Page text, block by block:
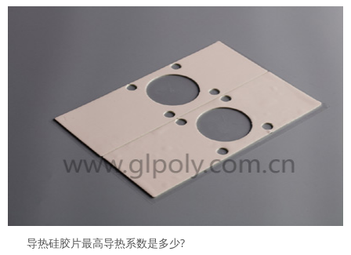
导热硅胶片最高导热系数是多少?